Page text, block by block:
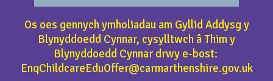
Os oes gennych ymholiadau am Gyllid Addysg y
Blynyddoedd Cynnar, cysylltwch â Thim y
Blynyddoedd Cynnar drwy e-bost:
EnqChildcareEduOffer@carmarthenshire.gov.uk